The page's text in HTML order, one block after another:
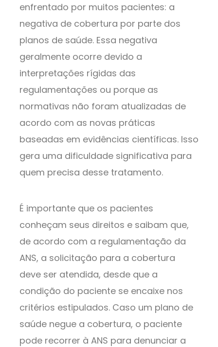
enfrentado por muitos pacientes: a
negativa de cobertura por parte dos
planos de saúde. Essa negativa
geralmente ocorre devido a
interpretações rígidas das
regulamentações ou porque as
normativas não foram atualizadas de
acordo com as novas práticas
baseadas em evidências científicas. Isso
gera uma dificuldade significativa para
quem precisa desse tratamento.
É importante que os pacientes
conheçam seus direitos e saibam que,
de acordo com a regulamentação da
ANS, a solicitação para a cobertura
deve ser atendida, desde que a
condição do paciente se encaixe nos
critérios estipulados. Caso um plano de
saúde negue a cobertura, o paciente
pode recorrer à ANS para denunciar a